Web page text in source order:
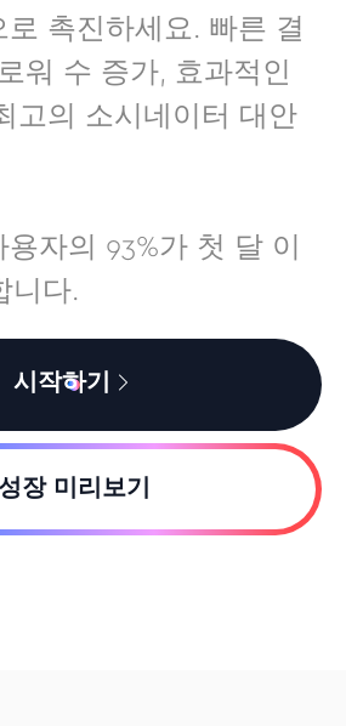
촉진하세요. 빠른 결
워 수 증가, 효과적인
고의 소시네이터 대안
자의 93%가 첫 달 이
니다.
시작하기
성장 미리보기